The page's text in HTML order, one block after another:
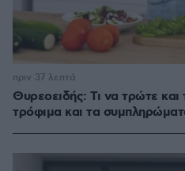
Θυρεοειδής: Τι να τρώτε
τρόφιμα και τα
πριν 37 λεπτά